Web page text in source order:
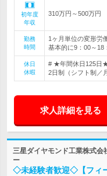
初年度
年収
310万円～500万円
勤務
時間
1ヶ月単位の変形労
基本的に9：00～18
休日
休暇
# ★年間休日125日
2日制（シフト制／
求人詳細を見る
三星ダイヤモンド工業株式会
ー
◇未経験者歓迎◇【フィ